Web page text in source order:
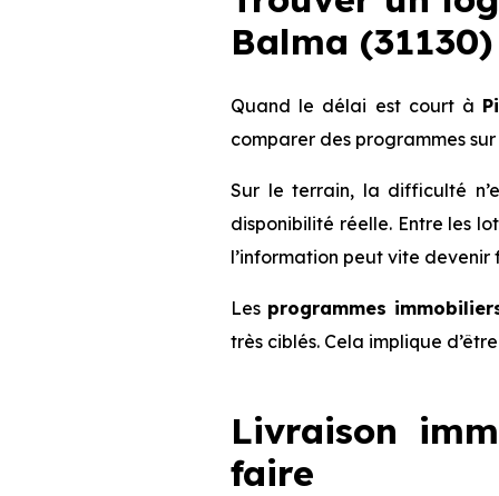
Balma
Quand le délai est court à
comparer des programmes
Sur le terrain, la difficulté
disponibilité réelle. Entre les
l’information peut vite devenir
Les programmes
très ciblés. Cela implique
Livraison
faire